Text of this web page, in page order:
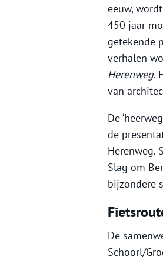
eeuw,
450 jaar
getekende
verhalen
Herenweg.
van
De
de
Herenweg.
Slag om
bijzondere
De
Schoorl/